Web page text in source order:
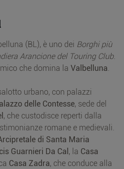
(BL), è uno dei Borghi più
Arancione del Touring Club.
che domina la Valbelluna.
urbano, con palazzi
delle Contesse, sede del
, che custodisce reperti dalla
romane e medievali.
di Santa Maria
Guarnieri Da Cal , la Casa
Casa Zadra, che conduce alla